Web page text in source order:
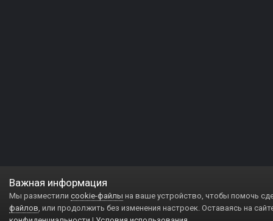
Важная информация
Мы разместили cookie-файлы на ваше устройство, чтобы помочь
файлов, или продолжить без изменения настроек. Оставаясь на